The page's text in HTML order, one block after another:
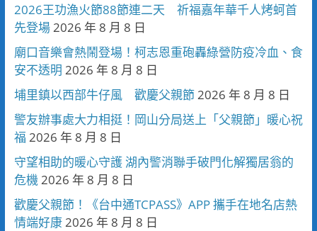
2026王功漁火節88節連二天 祈福嘉年華千人烤蚵首
先登場2026 年 8 月 8 日
廟口音樂會熱鬧登場！柯志恩重砲轟綠營防疫冷血、食
安不透明 2026 年 8 月 8 日
埔里鎮以西部牛仔風 歡慶父親節2026 年 8 月 8 日
警友辦事處大力相挺！岡山分局送上「父親節」暖心祝
福 2026 年 8 月 8 日
守望相助的暖心守護 湖內警消聯手破門化解獨居翁的
危機2026 年 8 月 8 日
歡慶父親節！《台中通TCPASS》APP 攜手在地名店熱
情端好康2026 年 8 月 8 日